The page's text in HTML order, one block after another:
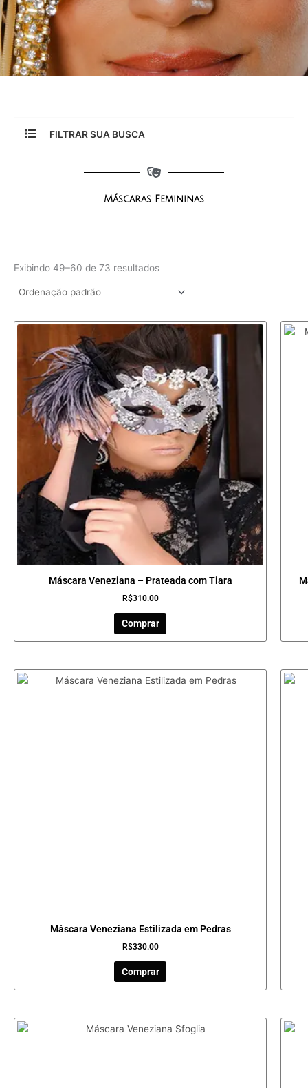
FILTRAR SUA BUSCA
Máscaras Femininas
Exibindo 49–60 de 73 resultados
Máscara Veneziana – Prateada com Tiara
R$310.00
Comprar
Máscara Veneziana Estilizada em Pedras
R$330.00
Comprar